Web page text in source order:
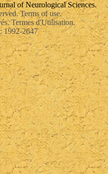
of Neurological Sciences.
Terms of use.
Termes d'Utilisation.
1992-2647